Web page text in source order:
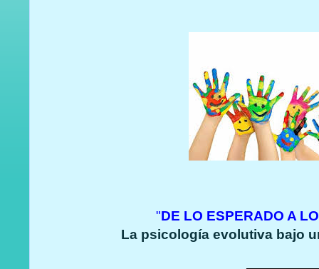
"DE LO ESPERADO A
La psicología evolutiva bajo